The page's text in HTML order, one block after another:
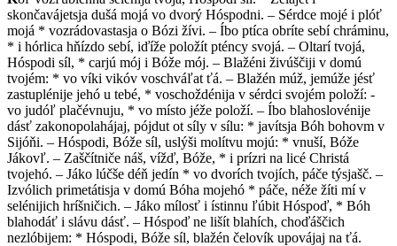
skončavájetsja dušá mojá vo dvorý Hóspodni. – Sérdce mojé i plóť
mojá * vozrádovastasja o Bózi žívi. – Íbo ptíca obríte sebí chráminu,
* i hórlica hňízdo sebí, iďíže položít pténcy svojá. – Oltarí tvojá,
Hóspodi síl, * carjú mój i Bóže mój. – Blažéni živúščiji v domú
tvojém: * vo víki vikóv voschváľat ťá. – Blažén múž, jemúže jésť
zastuplénije jehó u tebé, * voschoždénija v sérdci svojém položí: -
vo judóľ plačévnuju, * vo místo jéže položí. – Íbo blahoslovénije
dásť zakonopolahájaj, pójdut ot síly v sílu: * javítsja Bóh bohovm v
Sijóňi. – Hóspodi, Bóže síl, uslýši molítvu mojú: * vnuší, Bóže
Jákovľ. – Zaščítniče náš, vížď, Bóže, * i prízri na licé Christá
tvojehó. – Jáko lúčše déň jedín * vo dvorích tvojích, páče týsjašč. –
Izvólich primetátisja v domú Bóha mojehó * páče, néže žíti mí v
selénijich hríšničich. – Jáko mílosť i ístinnu ľúbit Hóspoď, * Bóh
blahodáť i slávu dásť. – Hóspoď ne lišít blahích, choďáščich
nezlóbijem: * Hóspodi, Bóže síl, blažén čelovík upovájaj na ťá.